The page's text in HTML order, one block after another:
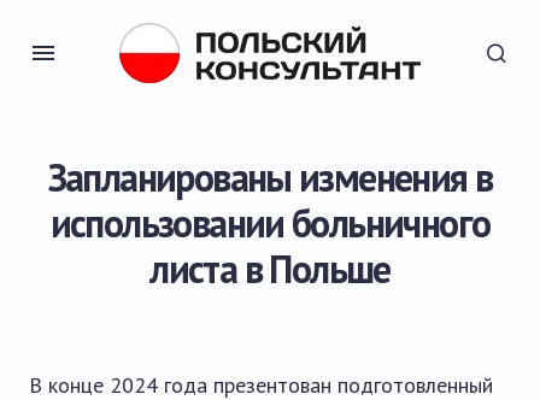
Запланированы изменения в
использовании больничного
листа в Польше
В конце 2024 года презентован подготовленный